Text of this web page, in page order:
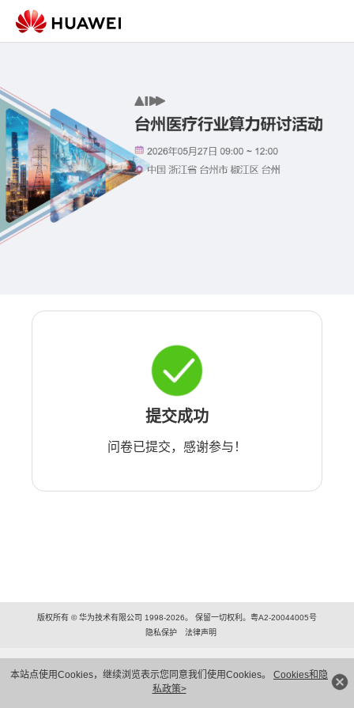
本站点使用Cookies，继续浏览表示您同意我们使用Cookies。 Cookies和隐
私政策>
提交成功
问卷已提交，感谢参与！
版权所有 © 华为技术有限公司 1998-2026。 保留一切权利。粤A2-20044005号
隐私保护
法律声明